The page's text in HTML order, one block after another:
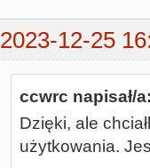
2023-12-25
ccwrc napisał/
Dzięki, ale
użytkowania.